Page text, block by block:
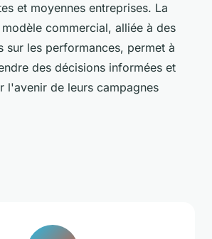
et moyennes entreprises. La
commercial, alliée à des
sur les performances, permet à
des décisions informées et
l'avenir de leurs campagnes